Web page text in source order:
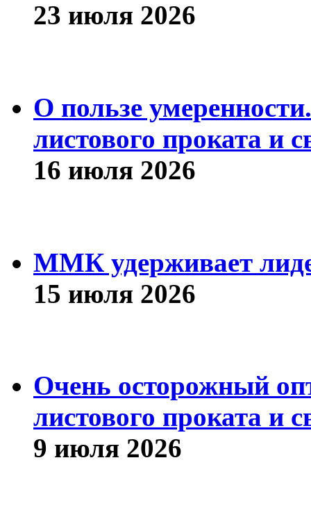
23 июля 2026
О пользе
листового проката и
16 июля 2026
ММК удерживает
15 июля 2026
Очень осторожный
листового проката и
9 июля 2026